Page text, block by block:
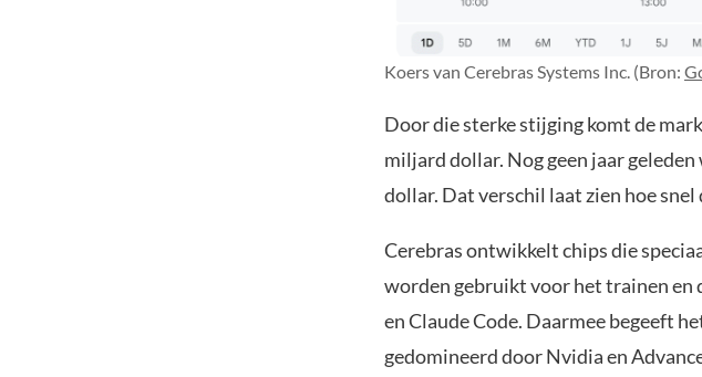
Koers van Cerebras Systems Inc. (Bron:
Door die sterke stijging komt de
miljard dollar. Nog geen jaar
dollar. Dat verschil laat zien hoe
Cerebras ontwikkelt chips die
worden gebruikt voor het trainen en
en Claude Code. Daarmee begeeft
gedomineerd door Nvidia en